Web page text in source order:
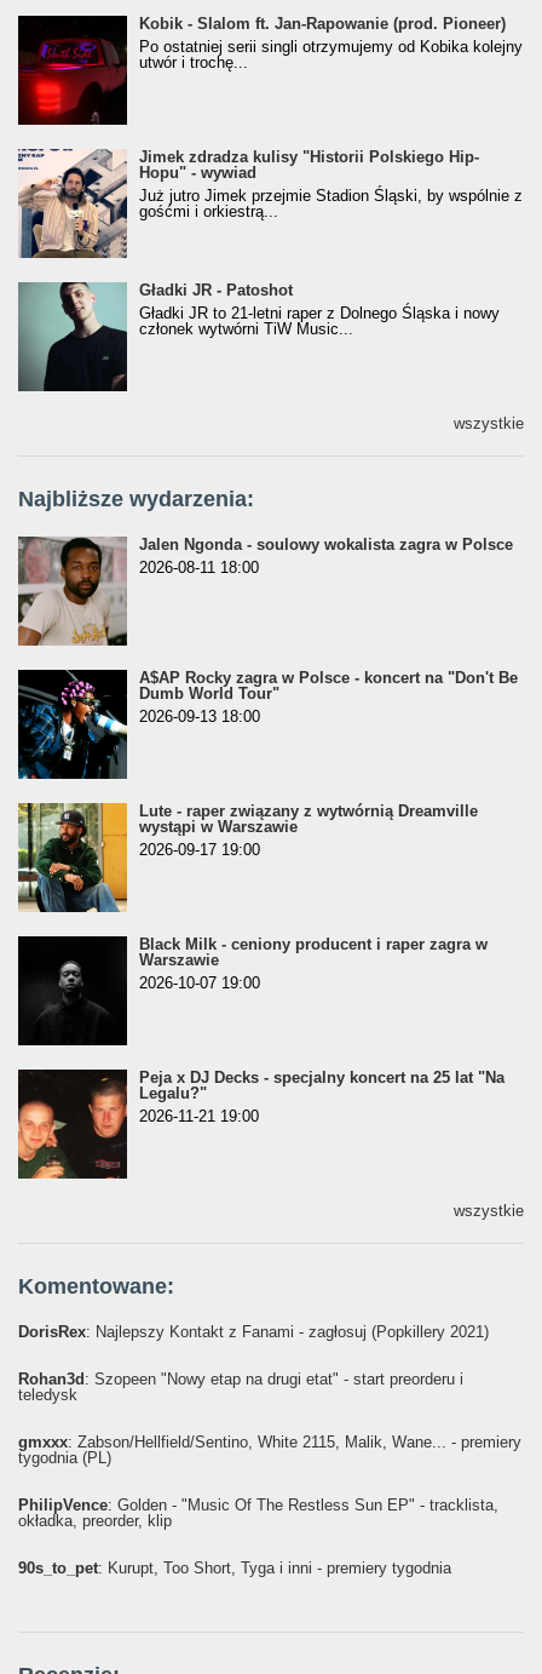
Kobik - Slalom ft. Jan-Rapowanie (prod. Pioneer)
[Official Music Visualiser]
Kobik - Slalom ft. Jan-Rapowanie (prod. Pioneer)
Po ostatniej serii singli otrzymujemy od Kobika kolejny
utwór i trochę...
Jimek zdradza kulisy "Historii Polskiego Hip-
Hopu" - wywiad
Jimek zdradza kulisy "Historii Polskiego Hip-
Hopu" - wywiad
Już jutro Jimek przejmie Stadion Śląski, by wspólnie z
gośćmi i orkiestrą...
Gładki JR - Patoshot
Gładki JR - Patoshot
Gładki JR to 21-letni raper z Dolnego Śląska i nowy
członek wytwórni TiW Music...
wszystkie
Najbliższe wydarzenia:
Jalen Ngonda - soulowy wokalista zagra w Polsce
2026-08-11 18:00
A$AP Rocky zagra w Polsce - koncert na "Don't Be
Dumb World Tour"
2026-09-13 18:00
Lute - raper związany z wytwórnią Dreamville
wystąpi w Warszawie
2026-09-17 19:00
Black Milk - ceniony producent i raper zagra w
Warszawie
2026-10-07 19:00
Peja x DJ Decks - specjalny koncert na 25 lat "Na
Legalu?"
2026-11-21 19:00
wszystkie
Komentowane:
DorisRex: Najlepszy Kontakt z Fanami - zagłosuj (Popkillery 2021)
Rohan3d : Szopeen "Nowy etap na drugi etat" - start preorderu i
teledysk
gmxxx: Żabson/Hellfield/Sentino, White 2115, Malik, Wane... - premiery
tygodnia (PL)
PhilipVence: Golden - "Music Of The Restless Sun EP" - tracklista,
okładka, preorder, klip
90s_to_pet: Kurupt, Too Short, Tyga i inni - premiery tygodnia